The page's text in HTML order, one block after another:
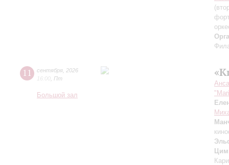
11 сентября 2026
16:00 Пт
Большой зал